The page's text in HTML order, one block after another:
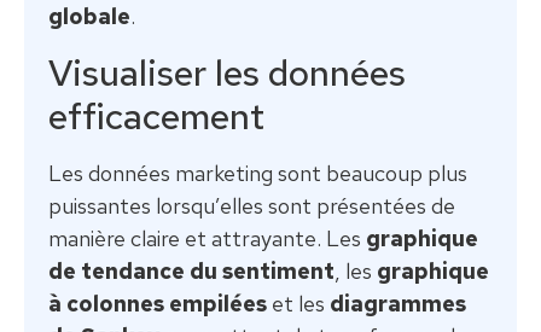
globale.
Visualiser les données
efficacement
Les données marketing sont beaucoup plus
puissantes lorsqu’elles sont présentées de
manière claire et attrayante. Les graphique
de tendance du sentiment, les graphique
à colonnes empilées et les diagrammes